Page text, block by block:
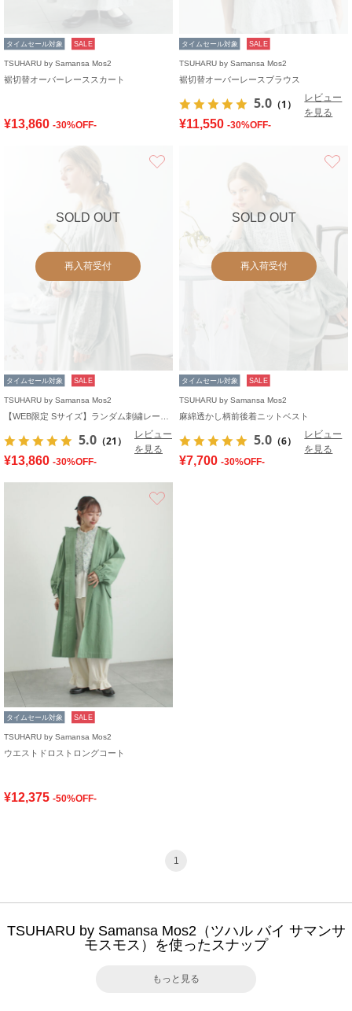
タイムセール対象 SALE
TSUHARU by Samansa Mos2
裾切替オーバーレーススカート
¥13,860 -30%OFF-
タイムセール対象 SALE
TSUHARU by Samansa Mos2
裾切替オーバーレースブラウス
5.0 （1）
レビュー
を見る
¥11,550 -30%OFF-
SOLD OUT
再入荷受付
タイムセール対象 SALE
TSUHARU by Samansa Mos2
5.0 （21）
レビュー
を見る
¥13,860 -30%OFF-
SOLD OUT
再入荷受付
タイムセール対象 SALE
TSUHARU by Samansa Mos2
麻綿透かし柄前後着ニットベスト
5.0 （6）
レビュー
を見る
¥7,700 -30%OFF-
タイムセール対象 SALE
TSUHARU by Samansa Mos2
ウエストドロストロングコート
¥12,375 -50%OFF-
1
TSUHARU by Samansa Mos2（ツハル バイ サマンサ
モスモス）を使ったスナップ
もっと見る